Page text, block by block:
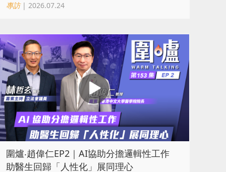
專訪| 2026.07.24
圍爐‧趙偉仁EP2｜AI協助分擔邏輯性工作
助醫生回歸「人性化」展同理心